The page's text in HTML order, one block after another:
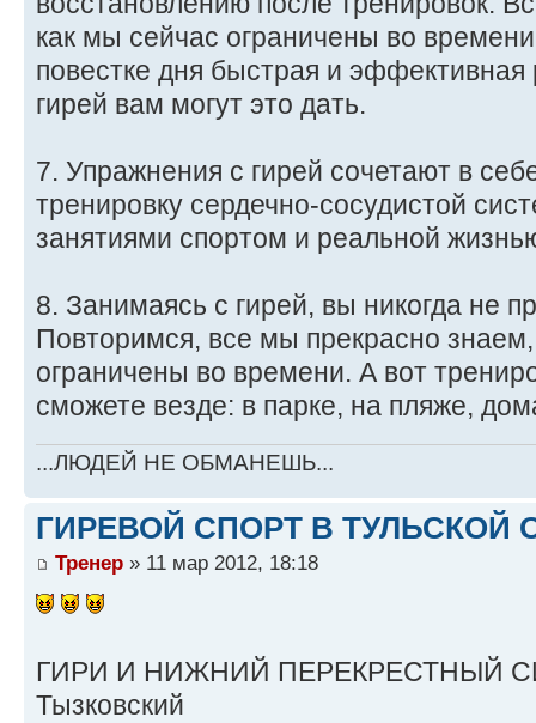
как мы сейчас ограничены во
повестке дня быстрая и
гирей вам могут это дать.
7. Упражнения с гирей сочетают в
тренировку сердечно-сосудистой
занятиями спортом и реальной
8. Занимаясь с гирей, вы никогда не
Повторимся, все мы прекрасно знаем,
ограничены во времени. А вот
сможете везде: в парке, на пляже,
...ЛЮДЕЙ НЕ ОБМАНЕШЬ...
ГИРЕВОЙ СПОРТ В ТУЛЬСКОЙ
Тренер » 11 мар 2012, 18:18
ГИРИ И НИЖНИЙ ПЕРЕКРЕСТНЫЙ
Тызковский